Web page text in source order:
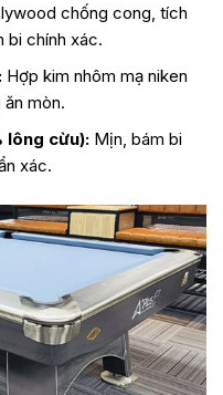
chống cong, tích
bi chính xác.
Hợp kim nhôm mạ niken
mòn.
lông cừu): Mịn, bám bi
xác.